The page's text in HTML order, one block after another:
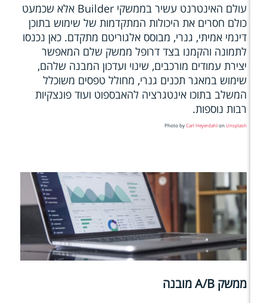
עולם האינטרנט עשיר בממשקי Builder אלא שכמעט
כולם חסרים את היכולות המתקדמות של שימוש בתוכן
דינמי אמיתי, גנרי, מבוסס אלגוריטם מתקדם. כאן נכנסו
לתמונה והקמנו בצד דרופל ממשק שלם המאפשר
יצירת עמודים מורכבים, שינוי ועדכון המבנה שלהם,
שימוש במאגר תכנים גנרי, מחולל טפסים משוכלל
המשלב בתוכו אינטגרציה להאבספוט ועוד פונצקיות
רבות נוספות.
Photo byCarl HeyerdahlonUnsplash
ממשק A/B מובנה